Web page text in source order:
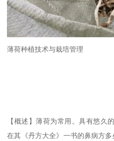
薄荷种植技术与栽培管理
【概述】薄荷为常用。具有悠久
在其《丹方大全》一书的鼻病方